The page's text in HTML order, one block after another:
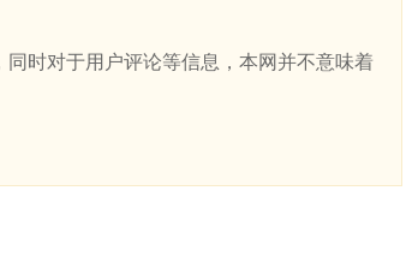
同时对于用户评论等信息，本网并不意味着